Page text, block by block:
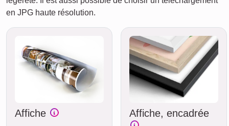
en JPG haute résolution.
Affiche Affiche, encadrée